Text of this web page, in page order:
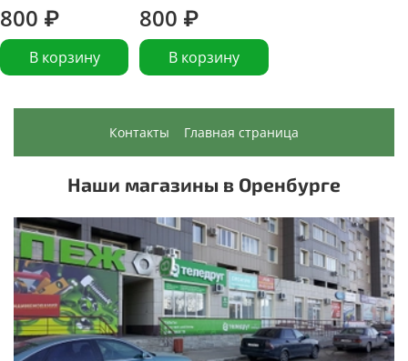
800 ₽
В корзину
800 ₽
В корзину
Контакты Главная страница
Наши магазины в Оренбурге